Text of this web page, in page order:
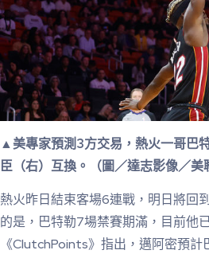
▲美專家預測3方交易，熱火一哥巴
臣（右）互換。（圖／達志影像／美
熱火昨日結束客場6連戰，明日將回
的是，巴特勒7場禁賽期滿，目前他
《ClutchPoints》指出，邁阿密預